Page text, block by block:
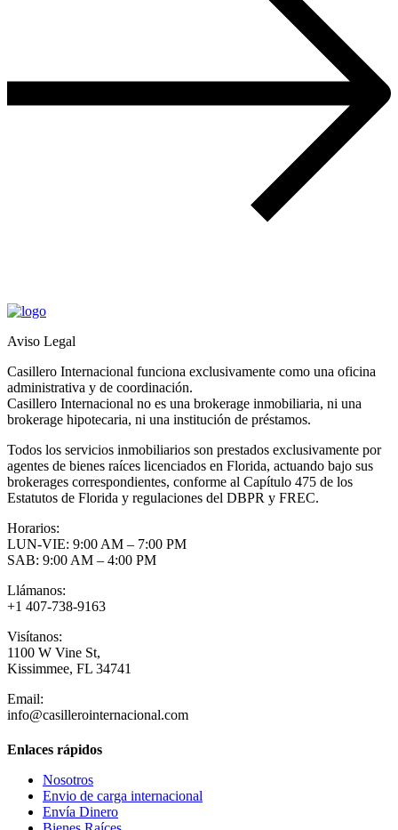
Aviso Legal
Casillero Internacional funciona exclusivamente como una oficina
administrativa y de coordinación.
Casillero Internacional no es una brokerage inmobiliaria, ni una
brokerage hipotecaria, ni una institución de préstamos.
Todos los servicios inmobiliarios son prestados exclusivamente por
agentes de bienes raíces licenciados en Florida, actuando bajo sus
brokerages correspondientes, conforme al Capítulo 475 de los
Estatutos de Florida y regulaciones del DBPR y FREC.
Horarios:
LUN-VIE: 9:00 AM – 7:00 PM
SAB: 9:00 AM – 4:00 PM
Llámanos:
+1 407-738-9163
Visítanos:
1100 W Vine St,
Kissimmee, FL 34741
Email:
info@casillerointernacional.com
Enlaces rápidos
Nosotros
Envio de carga internacional
Envía Dinero